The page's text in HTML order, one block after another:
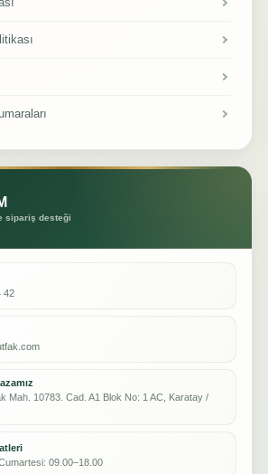
sipariş desteği
42
Mah. 10783. Cad. A1 Blok No: 1 AC, Karatay /
09.00–18.00